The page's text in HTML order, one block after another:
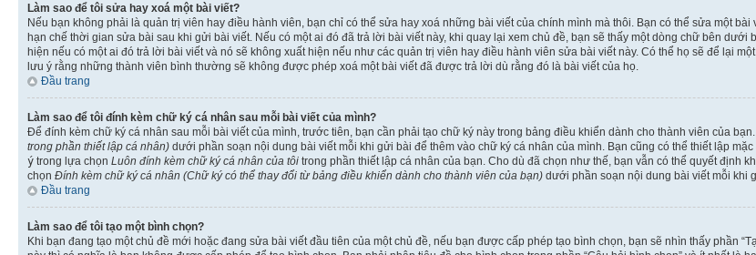
Làm sao để tôi sửa hay xoá một bài viết?
Nếu bạn không phải là quản trị viên hay điều hành viên, bạn chỉ có thể sửa hay xoá những bài viết của chính mình mà thôi. Bạn có thể sửa một
hạn chế thời gian sửa bài sau khi gửi bài viết. Nếu có một ai đó đã trả lời bài viết này, khi quay lại xem chủ đề, bạn sẽ thấy một dòng chữ bên
hiện nếu có một ai đó trả lời bài viết và nó sẽ không xuất hiện nếu như các quản trị viên hay điều hành viên sửa bài viết này. Có thể họ sẽ để lại
lưu ý rằng những thành viên bình thường sẽ không được phép xoá một bài viết đã được trả lời dù rằng đó là bài viết của họ.
Đầu trang
Làm sao để tôi đính kèm chữ ký cá nhân sau mỗi bài viết của mình?
Để đính kèm chữ ký cá nhân sau mỗi bài viết của mình, trước tiên, bạn cần phải tạo chữ ký này trong bảng điều khiển dành cho thành viên của
trong phần thiết lập cá nhân) dưới phần soạn nội dung bài viết mỗi khi gửi bài để thêm vào chữ ký cá nhân của mình. Bạn cũng có thể thiết lập
ý trong lựa chọn Luôn đính kèm chữ ký cá nhân của tôi trong phần thiết lập cá nhân của bạn. Cho dù đã chọn như thế, bạn vẫn có thể quyết định
chọn Đính kèm chữ ký cá nhân (Chữ ký có thể thay đổi từ bảng điều khiển dành cho thành viên của bạn) dưới phần soạn nội dung bài viết mỗi khi
Đầu trang
Làm sao để tôi tạo một bình chọn?
Khi bạn đang tạo một chủ đề mới hoặc đang sửa bài viết đầu tiên của một chủ đề, nếu bạn được cấp phép tạo bình chọn, bạn sẽ nhìn thấy phần